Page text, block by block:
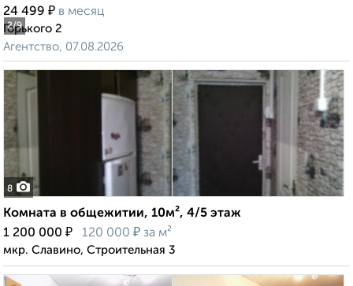
2/9
24 499 ₽ в месяц
Горького 2
Агентство, 07.08.2026
8
Комната в общежитии, 10м², 4/5 этаж
1 200 000 ₽ 120 000 ₽ за м²
мкр. Славино, Строительная 3